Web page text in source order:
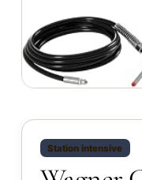
Station intensive